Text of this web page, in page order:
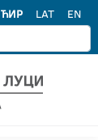
ЋИР LAT EN